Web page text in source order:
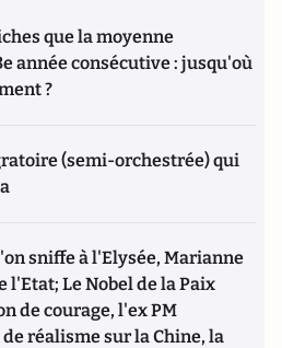
que la moyenne
année consécutive : jusqu'où
?
(semi-orchestrée) qui
sniffe à l'Elysée, Marianne
l'Etat; Le Nobel de la Paix
de courage, l'ex PM
réalisme sur la Chine, la